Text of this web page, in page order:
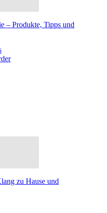
– Produkte, Tipps und
zu Hause und